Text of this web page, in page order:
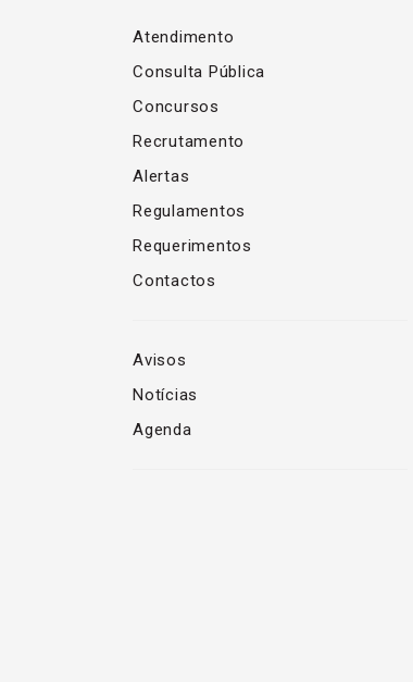
Atendimento
Consulta Pública
Concursos
Recrutamento
Alertas
Regulamentos
Requerimentos
Contactos
Avisos
Notícias
Agenda